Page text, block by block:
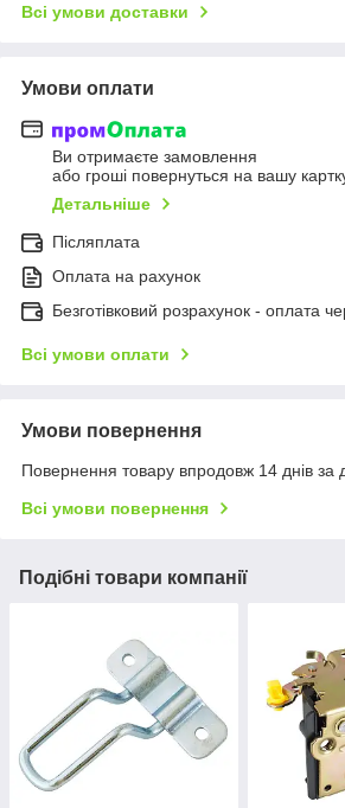
Всі умови доставки
Умови оплати
Ви отримаєте замовлення
або гроші повернуться на вашу
Детальніше
Післяплата
Оплата на рахунок
Безготівковий розрахунок - оплата
Всі умови оплати
Умови повернення
Повернення товару впродовж 14 днів за
Всі умови повернення
Подібні товари компанії